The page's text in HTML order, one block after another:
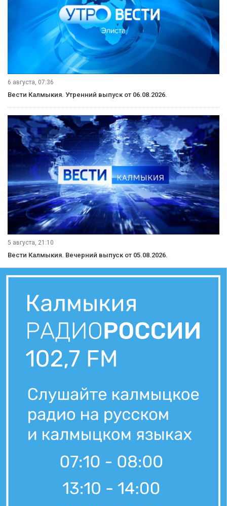
6 августа, 07:36
Вести Калмыкия. Утренний выпуск от 06.08.2026.
5 августа, 21:10
Вести Калмыкия. Вечерний выпуск от 05.08.2026.